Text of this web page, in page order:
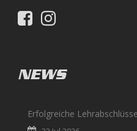
NEWS
Erfolgreiche